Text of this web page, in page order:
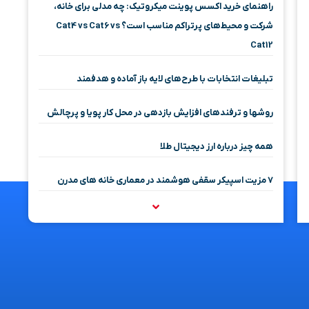
راهنمای خرید اکسس پوینت میکروتیک: چه مدلی برای خانه،
شرکت و محیط‌های پرتراکم مناسب است؟ Cat4 vs Cat6 vs
Cat12
تبلیغات انتخابات با طرح‌های لایه باز آماده و هدفمند
روشها و ترفندهای افزایش بازدهی در محل کار پویا و پرچالش
همه چیز درباره ارز دیجیتال طلا
۷ مزیت اسپیکر سقفی هوشمند در معماری خانه‌ های مدرن